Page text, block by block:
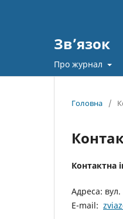
Зв’язок
Про журнал
Головна /
Контактна
Адреса: вул.
E-mail: